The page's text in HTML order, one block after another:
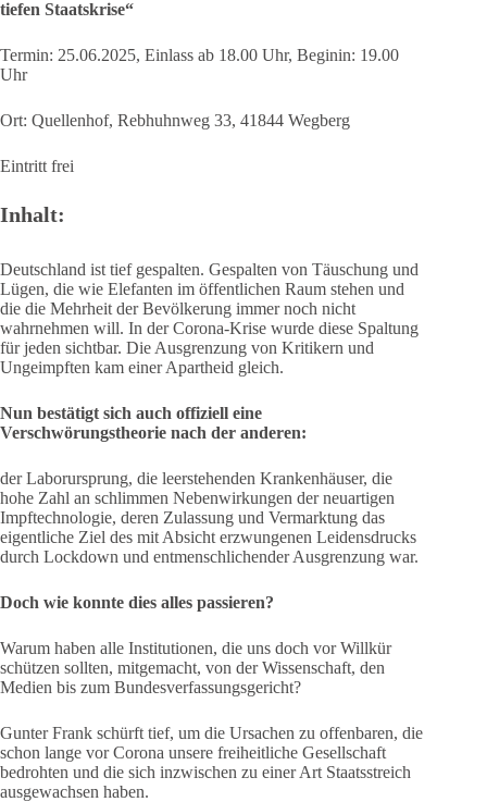
tiefen Staatskrise“
Termin: 25.06.2025, Einlass ab 18.00 Uhr, Beginin: 19.00
Uhr
Ort: Quellenhof, Rebhuhnweg 33, 41844 Wegberg
Eintritt frei
Inhalt:
Deutschland ist tief gespalten. Gespalten von Täuschung und
Lügen, die wie Elefanten im öffentlichen Raum stehen und
die die Mehrheit der Bevölkerung immer noch nicht
wahrnehmen will. In der Corona-Krise wurde diese Spaltung
für jeden sichtbar. Die Ausgrenzung von Kritikern und
Ungeimpften kam einer Apartheid gleich.
Nun bestätigt sich auch offiziell eine
Verschwörungstheorie nach der anderen:
der Laborursprung, die leerstehenden Krankenhäuser, die
hohe Zahl an schlimmen Nebenwirkungen der neuartigen
Impftechnologie, deren Zulassung und Vermarktung das
eigentliche Ziel des mit Absicht erzwungenen Leidensdrucks
durch Lockdown und entmenschlichender Ausgrenzung war.
Doch wie konnte dies alles passieren?
Warum haben alle Institutionen, die uns doch vor Willkür
schützen sollten, mitgemacht, von der Wissenschaft, den
Medien bis zum Bundesverfassungsgericht?
Gunter Frank schürft tief, um die Ursachen zu offenbaren, die
schon lange vor Corona unsere freiheitliche Gesellschaft
bedrohten und die sich inzwischen zu einer Art Staatsstreich
ausgewachsen haben.